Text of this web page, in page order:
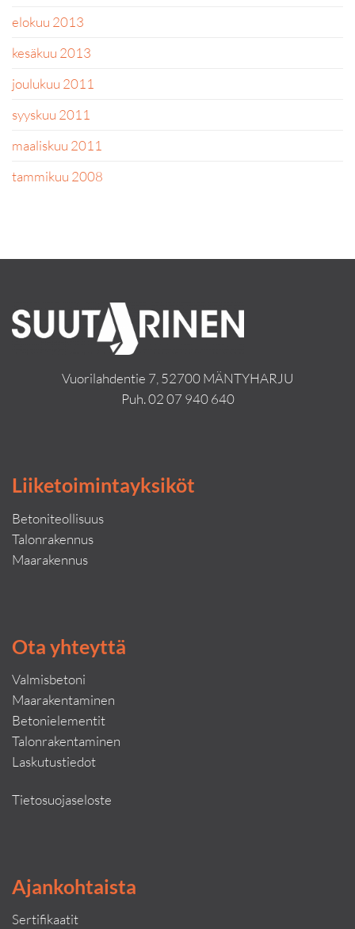
elokuu 2013
kesäkuu 2013
joulukuu 2011
syyskuu 2011
maaliskuu 2011
tammikuu 2008
Vuorilahdentie 7, 52700 MÄNTYHARJU
Puh.02 07 940 640
Liiketoimintayksiköt
Betoniteollisuus
Talonrakennus
Maarakennus
Ota yhteyttä
Valmisbetoni
Maarakentaminen
Betonielementit
Talonrakentaminen
Laskutustiedot
Tietosuojaseloste
Ajankohtaista
Sertifikaatit